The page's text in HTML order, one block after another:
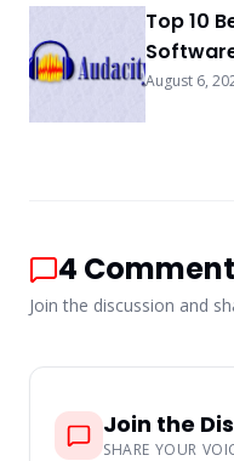
Top 10
August 6,
4
Join the discussion and
Join the
SHARE YOUR